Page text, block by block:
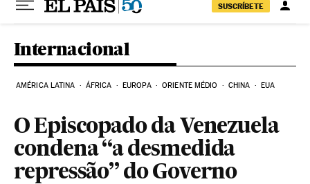
SUSCRÍBETE
Internacional
AMÉRICA LATINA ÁFRICA EUROPA ORIENTE MÉDIO CHINA EUA
O Episcopado da Venezuela
condena “a desmedida
repressão” do Governo